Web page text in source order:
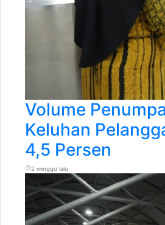
Volume
Keluhan
4,5 Persen
2 minggu lalu